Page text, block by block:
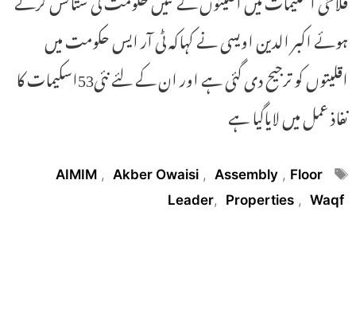
ہوئے اکبر الدین اویسی نے کہاکہ ٹی آر ایس حکومت میں
اقلیتوں کو ترجیح دی گئی ہے اور ان کے لئے نئی53اسکیمات کا
نفاذ عمل میں لایاگیا ہے
Tags
AIMIM , Akber Owaisi , Assembly , Floor
Leader, Properties , Waqf